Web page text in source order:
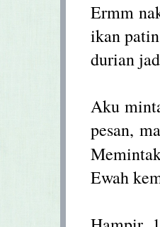
Ermm
ikan
durian
Aku
pesan,
Ewah